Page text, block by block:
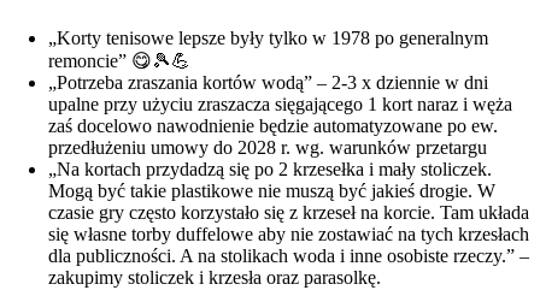
„Korty tenisowe lepsze były tylko w 1978 po generalnym
remoncie” 😋🎾💪
„Potrzeba zraszania kortów wodą” – 2-3 x dziennie w dni
upalne przy użyciu zraszacza sięgającego 1 kort naraz i węża
zaś docelowo nawodnienie będzie automatyzowane po ew.
przedłużeniu umowy do 2028 r. wg. warunków przetargu
„Na kortach przydadzą się po 2 krzesełka i mały stoliczek.
Mogą być takie plastikowe nie muszą być jakieś drogie. W
czasie gry często korzystało się z krzeseł na korcie. Tam układa
się własne torby duffelowe aby nie zostawiać na tych krzesłach
dla publiczności. A na stolikach woda i inne osobiste rzeczy.” –
zakupimy stoliczek i krzesła oraz parasolkę.